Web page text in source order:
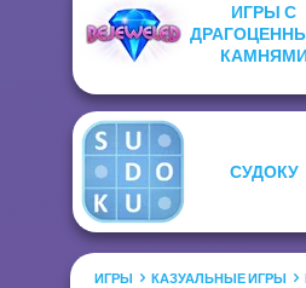
ИГРЫ С
СУДОКУ
ИГРЫ КАЗУАЛЬНЫЕ ИГРЫ